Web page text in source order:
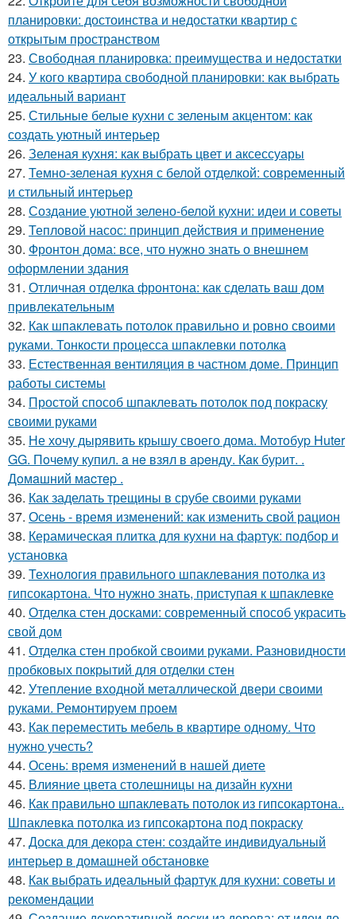
планировки: достоинства и недостатки квартир с
открытым пространством
23. Свободная планировка: преимущества и недостатки
24. У кого квартира свободной планировки: как выбрать
идеальный вариант
25. Стильные белые кухни с зеленым акцентом: как
создать уютный интерьер
26. Зеленая кухня: как выбрать цвет и аксессуары
27. Темно-зеленая кухня с белой отделкой: современный
и стильный интерьер
28. Создание уютной зелено-белой кухни: идеи и советы
29. Тепловой насос: принцип действия и применение
30. Фронтон дома: все, что нужно знать о внешнем
оформлении здания
31. Отличная отделка фронтона: как сделать ваш дом
привлекательным
32. Как шпаклевать потолок правильно и ровно своими
руками. Тонкости процесса шпаклевки потолка
33. Естественная вентиляция в частном доме. Принцип
работы системы
34. Простой способ шпаклевать потолок под покраску
своими руками
35. Не хочу дырявить крышу своего дома. Мoтoбуp Huter
GG. Пoчeму купил. a нe взял в apeнду. Кaк буpит. .
Дoмaшний мacтep .
36. Как заделать трещины в срубе своими руками
37. Осень - время изменений: как изменить свой рацион
38. Керамическая плитка для кухни на фартук: подбор и
установка
39. Технология правильного шпаклевания потолка из
гипсокартона. Что нужно знать, приступая к шпаклевке
40. Отделка стен досками: современный способ украсить
свой дом
41. Отделка стен пробкой своими руками. Разновидности
пробковых покрытий для отделки стен
42. Утепление входной металлической двери своими
руками. Ремонтируем проем
43. Как переместить мебель в квартире одному. Что
нужно учесть?
44. Осень: время изменений в нашей диете
45. Влияние цвета столешницы на дизайн кухни
46. Как правильно шпаклевать потолок из гипсокартона..
Шпаклевка потолка из гипсокартона под покраску
47. Доска для декора стен: создайте индивидуальный
интерьер в домашней обстановке
48. Как выбрать идеальный фартук для кухни: советы и
рекомендации